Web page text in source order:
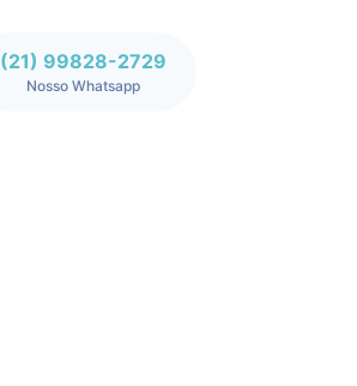
(21) 99828-2729
Nosso Whatsapp